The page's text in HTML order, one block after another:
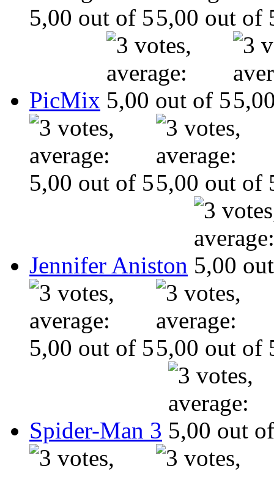
PicMix
Jennifer Aniston
Spider-Man 3